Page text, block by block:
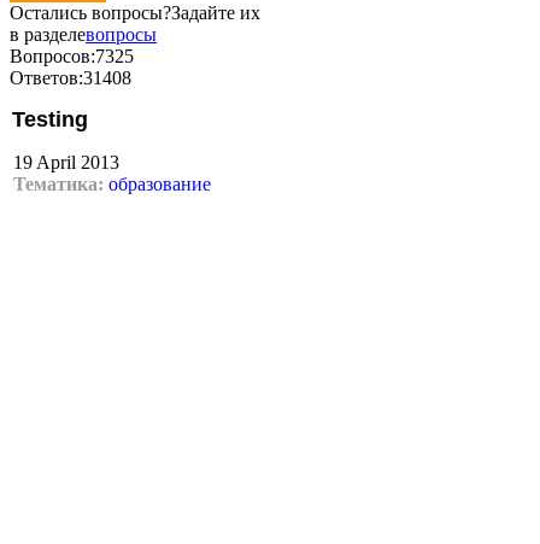
Остались вопросы?Задайте их
в разделевопросы
Вопросов:7325
Ответов:31408
Testing
19 April 2013
Тематика: образование